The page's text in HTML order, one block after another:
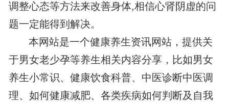
调整心态等方法来改善身体,相信心肾阴虚的问
题一定能得到解决。
本网站是一个健康养生资讯网站，提供关
于男女老少孕等养生相关内容分享，比如男女
养生小常识、健康饮食科普、中医诊断中医调
理、如何健康减肥、各类疾病如何判断及自我